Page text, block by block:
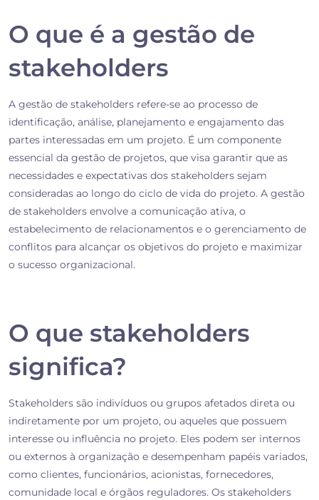
O que é a gestão de
stakeholders
A gestão de stakeholders refere-se ao processo de
identificação, análise, planejamento e engajamento das
partes interessadas em um projeto. É um componente
essencial da gestão de projetos, que visa garantir que as
necessidades e expectativas dos stakeholders sejam
consideradas ao longo do ciclo de vida do projeto. A gestão
de stakeholders envolve a comunicação ativa, o
estabelecimento de relacionamentos e o gerenciamento de
conflitos para alcançar os objetivos do projeto e maximizar
o sucesso organizacional.
O que stakeholders
significa?
Stakeholders são indivíduos ou grupos afetados direta ou
indiretamente por um projeto, ou aqueles que possuem
interesse ou influência no projeto. Eles podem ser internos
ou externos à organização e desempenham papéis variados,
como clientes, funcionários, acionistas, fornecedores,
comunidade local e órgãos reguladores. Os stakeholders